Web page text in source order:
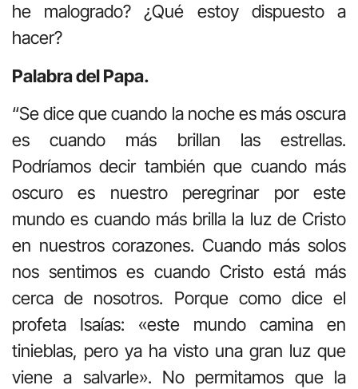
he malogrado? ¿Qué estoy dispuesto a
hacer?
Palabra del Papa.
“Se dice que cuando la noche es más oscura
es cuando más brillan las estrellas.
Podríamos decir también que cuando más
oscuro es nuestro peregrinar por este
mundo es cuando más brilla la luz de Cristo
en nuestros corazones. Cuando más solos
nos sentimos es cuando Cristo está más
cerca de nosotros. Porque como dice el
profeta Isaías: «este mundo camina en
tinieblas, pero ya ha visto una gran luz que
viene a salvarle». No permitamos que la